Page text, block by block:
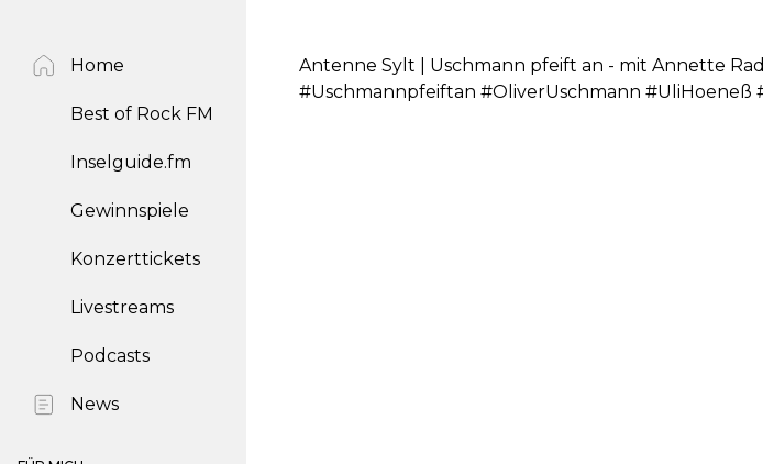
Home
Best of Rock FM
Inselguide.fm
Gewinnspiele
Konzerttickets
Livestreams
Podcasts
News
Antenne Sylt | Uschmann pfeift an - mit Annette
#Uschmannpfeiftan #OliverUschmann #UliHoeneß